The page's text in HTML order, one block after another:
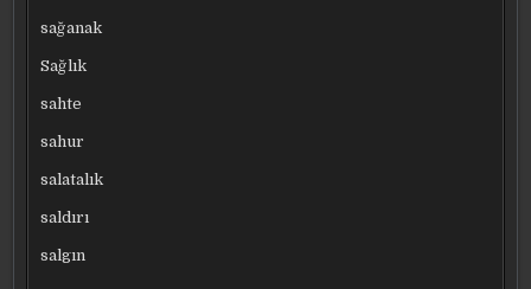
sağanak
Sağlık
sahte
sahur
salatalık
saldırı
salgın